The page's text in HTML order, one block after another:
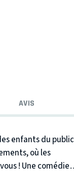
AVIS
enfants du
où les
! Une comédie